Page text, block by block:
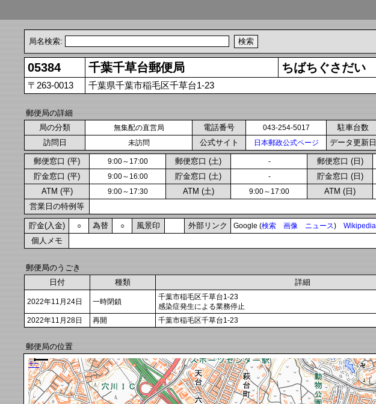
局名検索:
05384 千葉千草台郵便局 ちばちぐさだい
〒263-0013 千葉県千葉市稲毛区千草台1-23
郵便局の詳細
局の分類
無集配の直営局 電話番号 043-254-5017 駐車台数
訪問日 未訪問 公式サイト 日本郵政公式ページ データ更新日
郵便窓口 (平) 9:00～17:00 郵便窓口 (土) - 郵便窓口 (日)
貯金窓口 (平) 9:00～16:00 貯金窓口 (土) - 貯金窓口 (日)
ATM (平) 9:00～17:30 ATM (土) 9:00～17:00 ATM (日)
営業日の特例等
貯金(入金) ○ 為替 ○ 風景印 外部リンク Google (検索 画像 ニュース) Wikipedia
個人メモ
郵便局のうごき
日付
種類 詳細
2022年11月24日 一時閉鎖
千葉市稲毛区千草台1-23
感染症発生による業務停止
2022年11月28日
再開 千葉市稲毛区千草台1-23
郵便局の位置